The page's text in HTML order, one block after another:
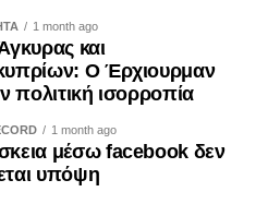
1 month ago
και
Ο Έρχιουρμαν
πολιτική ισορροπία
1 month ago
μέσω facebook δεν
υπόψη